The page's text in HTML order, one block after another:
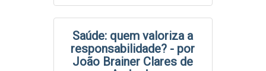
Saúde: quem valoriza a
responsabilidade? - por
João Brainer Clares de